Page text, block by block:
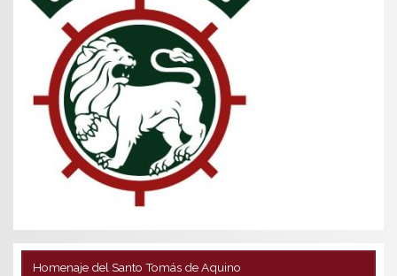
Homenaje del Santo Tomás de Aquino